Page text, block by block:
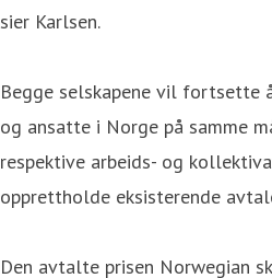
sier Karlsen.
Begge selskapene vil fortsette
og ansatte i Norge på samme
respektive arbeids- og
opprettholde eksisterende
Den avtalte prisen Norwegian